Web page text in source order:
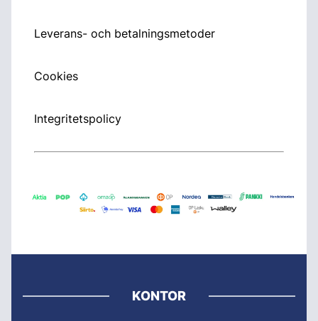
Leverans- och betalningsmetoder
Cookies
Integritetspolicy
KONTOR